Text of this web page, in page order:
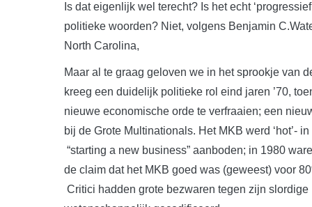
Is dat eigenlijk wel terecht? Is het echt
politieke woorden? Niet, volgens Benjamin
North Carolina,
Maar al te graag geloven we in het sprookje van
kreeg een duidelijk politieke rol eind jaren ’70,
nieuwe economische orde te verfraaien; een
bij de Grote Multinationals. Het MKB werd ‘hot’-
“starting a new business” aanboden; in 1980
de claim dat het MKB goed was (geweest) voor
Critici hadden grote bezwaren tegen zijn